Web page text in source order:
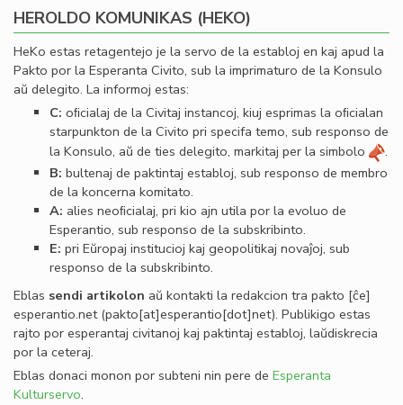
HEROLDO KOMUNIKAS (HEKO)
HeKo estas retagentejo je la servo de la establoj en kaj apud la
Pakto por la Esperanta Civito, sub la imprimaturo de la Konsulo
aŭ delegito. La informoj estas:
C: oﬁcialaj de la Civitaj instancoj, kiuj esprimas la oﬁcialan
starpunkton de la Civito pri specifa temo, sub responso de
la Konsulo, aŭ de ties delegito, markitaj per la simbolo
.
B: bultenaj de paktintaj establoj, sub responso de membro
de la koncerna komitato.
A: alies neoﬁcialaj, pri kio ajn utila por la evoluo de
Esperantio, sub responso de la subskribinto.
E: pri Eŭropaj institucioj kaj geopolitikaj novaĵoj, sub
responso de la subskribinto.
Eblas sendi artikolon aŭ kontakti la redakcion tra pakto [ĉe]
esperantio.net(pakto[at]esperantio[dot]net). Publikigo estas
rajto por esperantaj civitanoj kaj paktintaj establoj, laŭdiskrecia
por la ceteraj.
Eblas donaci monon por subteni nin pere de Esperanta
Kulturservo.